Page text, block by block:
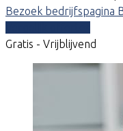
Bezoek bedrijfspagina
Gratis - Vrijblijvend